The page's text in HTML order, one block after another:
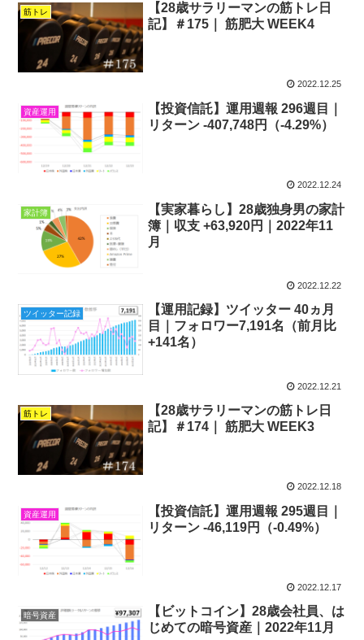
筋トレ
【28歳サラリーマンの筋トレ日
記】＃175｜ 筋肥大 WEEK4
2022.12.25
資産運用
【投資信託】運用週報 296週目｜
リターン -407,748円（-4.29%）
2022.12.24
家計簿
【実家暮らし】28歳独身男の家計
簿｜収支 +63,920円｜2022年11
月
2022.12.22
ツイッター記録
【運用記録】ツイッター 40ヵ月
目｜フォロワー7,191名（前月比
+141名）
2022.12.21
筋トレ
【28歳サラリーマンの筋トレ日
記】＃174｜ 筋肥大 WEEK3
2022.12.18
資産運用
【投資信託】運用週報 295週目｜
リターン -46,119円（-0.49%）
2022.12.17
暗号資産
【ビットコイン】28歳会社員、は
じめての暗号資産｜2022年11月